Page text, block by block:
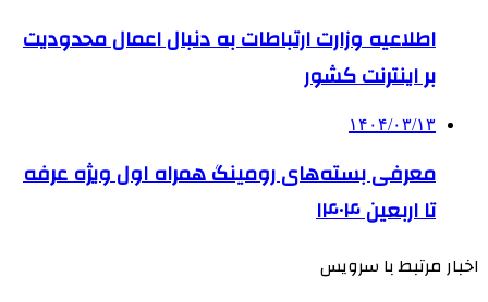
اطلاعیه وزارت ارتباطات به دنبال اعمال محدودیت
بر اینترنت کشور
۱۴۰۴/۰۳/۱۳
معرفی بسته‌های رومینگ همراه اول ویژه عرفه
تا اربعین ۱۴۰۴
اخبار مرتبط با سرویس